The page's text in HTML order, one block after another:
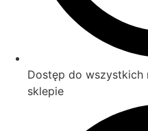
Dostęp do wszystkich
sklepie